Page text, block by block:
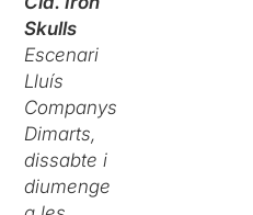
Skulls
Escenari
Lluís
Companys
Dimarts,
dissabte i
diumenge